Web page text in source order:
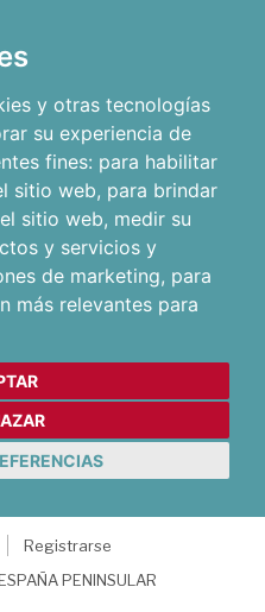
y otras tecnologías
su experiencia de
fines: para habilitar
sitio web, para brindar
sitio web, medir su
y servicios y
de marketing, para
más relevantes para
Registrarse
PENINSULAR